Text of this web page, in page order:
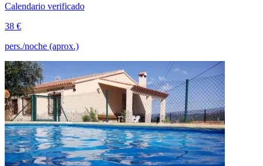
Calendario verificado
38 €
pers./noche (aprox.)